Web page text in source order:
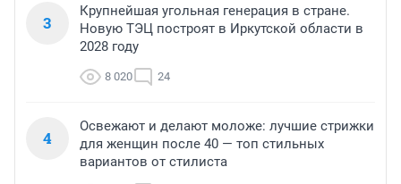
3
Крупнейшая угольная генерация в стране.
Новую ТЭЦ построят в Иркутской области в
2028 году
8 020 24
4
Освежают и делают моложе: лучшие стрижки
для женщин после 40 — топ стильных
вариантов от стилиста